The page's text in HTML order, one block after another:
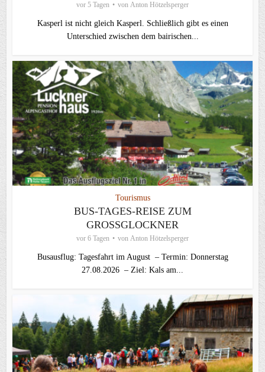
vor 5 Tagen von Anton Hötzelsperger
Kasperl ist nicht gleich Kasperl. Schließlich gibt es einen
Unterschied zwischen dem bairischen...
Tourismus
BUS-TAGES-REISE ZUM
GROSSGLOCKNER
vor 6 Tagen von Anton Hötzelsperger
Busausflug: Tagesfahrt im August – Termin: Donnerstag
27.08.2026 – Ziel: Kals am...